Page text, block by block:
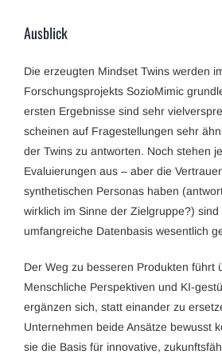
Ausblick
Die erzeugten Mindset Twins werden
Forschungsprojekts SozioMimic
ersten Ergebnisse sind sehr
scheinen auf Fragestellungen sehr
der Twins zu antworten. Noch stehen
Evaluierungen aus – aber die
synthetischen Personas haben
wirklich im Sinne der Zielgruppe?) sind
umfangreiche Datenbasis wesentlich
Der Weg zu besseren Produkten führt
Menschliche Perspektiven und KI-
ergänzen sich, statt einander zu
Unternehmen beide Ansätze bewusst
sie die Basis für innovative,